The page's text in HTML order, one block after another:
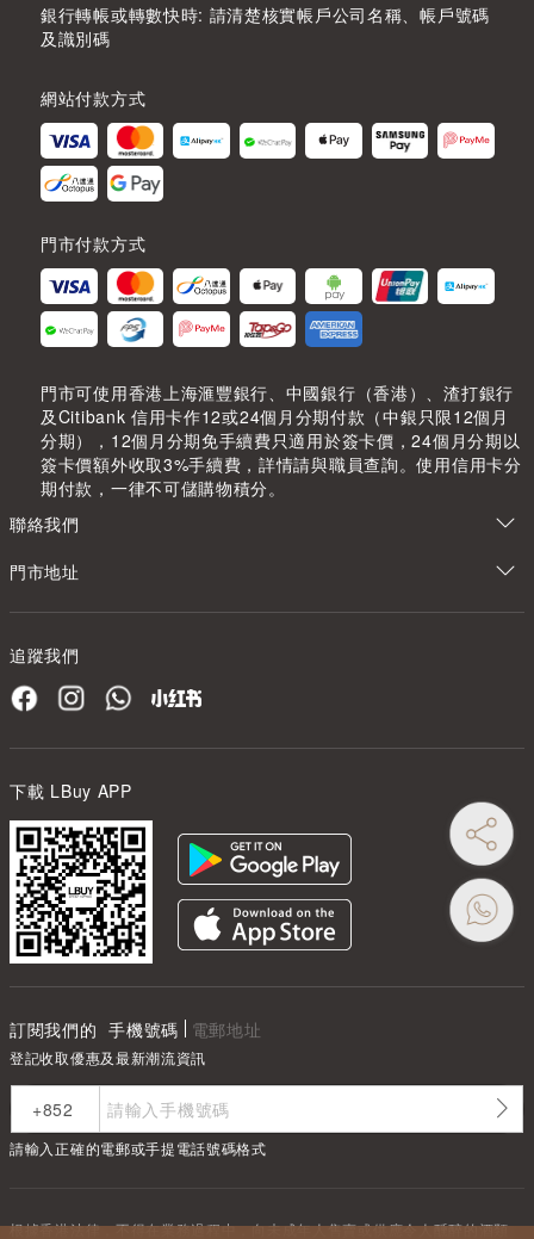
銀行轉帳或轉數快時: 請清楚核實帳戶公司名稱、帳戶號碼
及識別碼
網站付款方式
門市付款方式
門市可使用香港上海滙豐銀行、中國銀行（香港）、渣打銀行
及Citibank 信用卡作12或24個月分期付款（中銀只限12個月
分期），12個月分期免手續費只適用於簽卡價，24個月分期以
簽卡價額外收取3%手續費，詳情請與職員查詢。使用信用卡分
期付款，一律不可儲購物積分。
聯絡我們
門市地址
追蹤我們
下載 LBuy APP
訂閱我們的 手機號碼 電郵地址
登記收取優惠及最新潮流資訊
請輸入正確的電郵或手提電話號碼格式
根據香港法律，不得在業務過程中，向未成年人售賣或供應令人醺醉的酒類